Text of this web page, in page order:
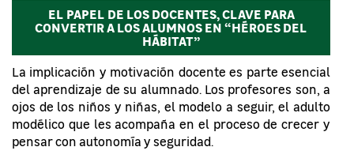
EL PAPEL DE LOS DOCENTES, CLAVE PARA
CONVERTIR A LOS ALUMNOS EN “HÉROES DEL
HÁBITAT”
La implicación y motivación docente es parte esencial
del aprendizaje de su alumnado. Los profesores son, a
ojos de los niños y niñas, el modelo a seguir, el adulto
modélico que les acompaña en el proceso de crecer y
pensar con autonomía y seguridad.